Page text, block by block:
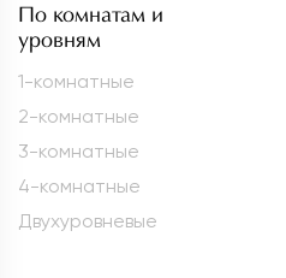
По комнатам и
уровням
1-комнатные
2-комнатные
3-комнатные
4-комнатные
Двухуровневые